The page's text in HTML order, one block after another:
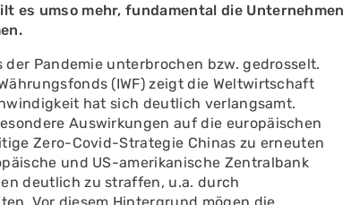
es umso mehr, fundamental die Unternehmen
Pandemie unterbrochen bzw. gedrosselt.
(IWF) zeigt die Weltwirtschaft
hat sich deutlich verlangsamt.
Auswirkungen auf die europäischen
Zero-Covid-Strategie Chinas zu erneuten
und US-amerikanische Zentralbank
deutlich zu straffen, u.a. durch